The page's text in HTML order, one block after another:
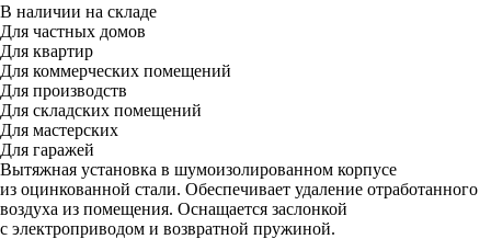
В наличии на складе
Для частных домов
Для квартир
Для коммерческих помещений
Для производств
Для складских помещений
Для мастерских
Для гаражей
Вытяжная установка в шумоизолированном корпусе
из оцинкованной стали. Обеспечивает удаление отработанного
воздуха из помещения. Оснащается заслонкой
с электроприводом и возвратной пружиной.